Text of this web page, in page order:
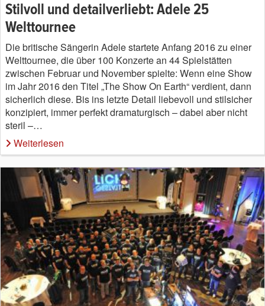
Stilvoll und detailverliebt: Adele 25
Welttournee
Die britische Sängerin Adele startete Anfang 2016 zu einer
Welttournee, die über 100 Konzerte an 44 Spielstätten
zwischen Februar und November spielte: Wenn eine Show
im Jahr 2016 den Titel „The Show On Earth“ verdient, dann
sicherlich diese. Bis ins letzte Detail liebevoll und stilsicher
konzipiert, immer perfekt dramaturgisch – dabei aber nicht
steril –…
Weiterlesen